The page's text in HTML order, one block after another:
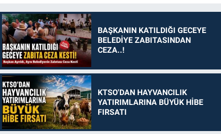
BAŞKANIN KATILDIĞI GECEYE
BELEDİYE ZABITASINDAN
CEZA..!
KTSO'DAN HAYVANCILIK
YATIRIMLARINA BÜYÜK HİBE
FIRSATI